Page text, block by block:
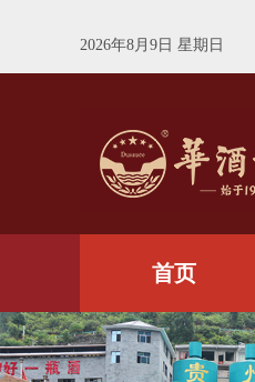
2026年8月9日 星期日
首页